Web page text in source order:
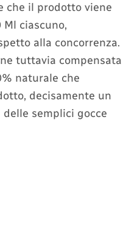
che il prodotto viene
ciascuno,
alla concorrenza.
tuttavia compensata
naturale che
decisamente un
semplici gocce